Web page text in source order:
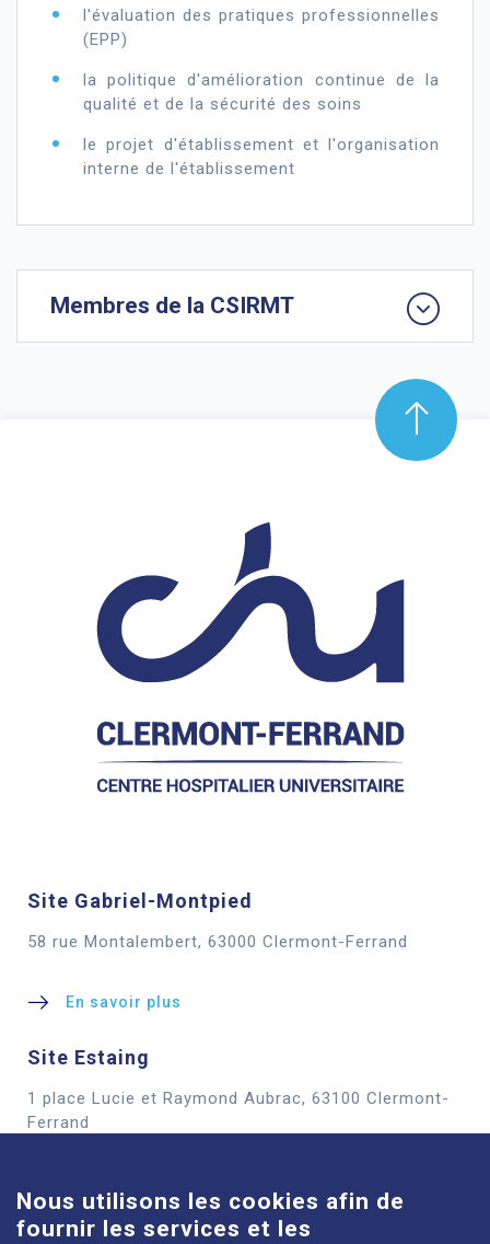
l'évaluation des pratiques professionnelles
(EPP)
la politique d'amélioration continue de la
qualité et de la sécurité des soins
le projet d'établissement et l'organisation
interne de l'établissement
Membres de la CSIRMT
Site Gabriel-Montpied
58 rue Montalembert, 63000 Clermont-Ferrand
En savoir plus
Site Estaing
1 place Lucie et Raymond Aubrac, 63100 Clermont-
Ferrand
Site Louise-Michel
Nous utilisons les cookies afin de
fournir les services et les